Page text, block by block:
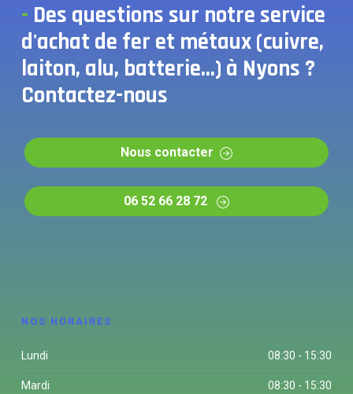
- Des questions sur notre service
d'achat de fer et métaux (cuivre,
laiton, alu, batterie...) à Nyons ?
Contactez-nous
Nous contacter
06 52 66 28 72
NOS HORAIRES
Lundi 08:30 - 15:30
Mardi 08:30 - 15:30